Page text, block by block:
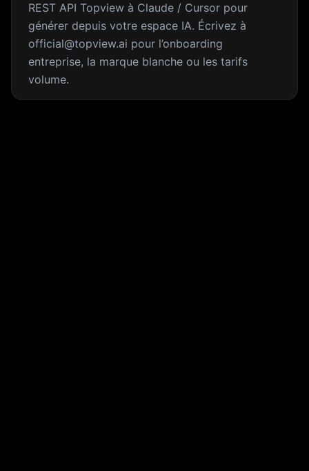
REST API Topview à Claude / Cursor pour
générer depuis votre espace IA. Écrivez à
official@topview.ai pour l’onboarding
entreprise, la marque blanche ou les tarifs
volume.